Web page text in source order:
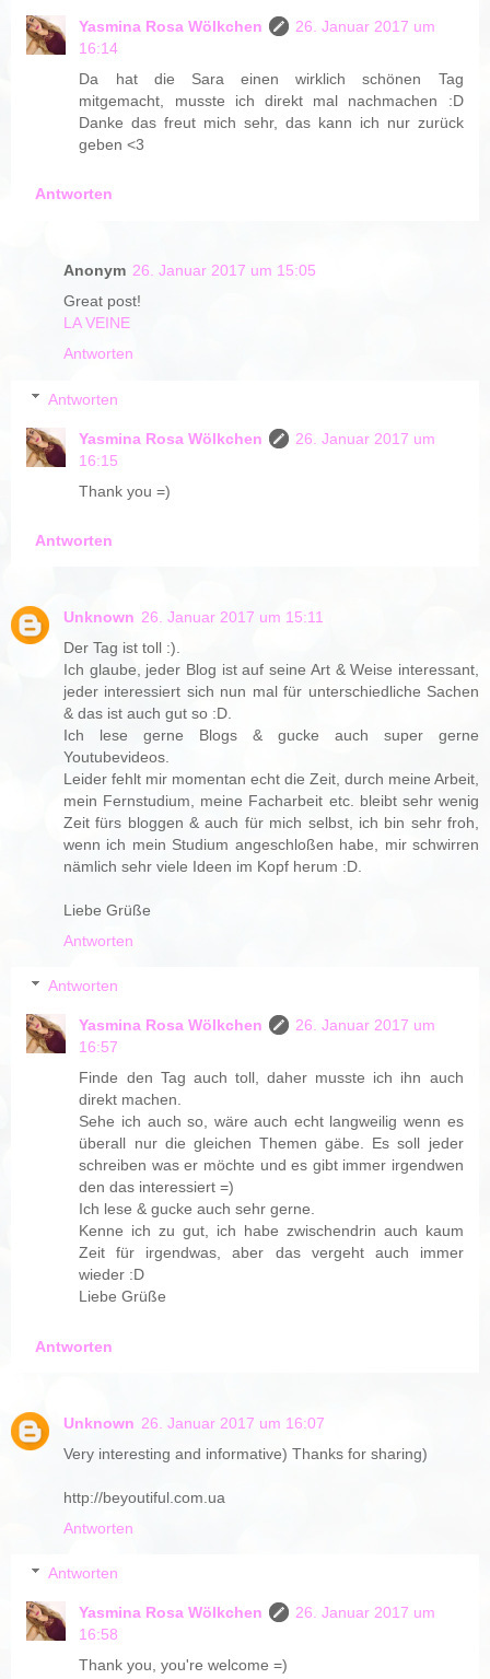
Yasmina Rosa Wölkchen
26. Januar 2017 um
16:14
Da hat die Sara einen wirklich schönen Tag
mitgemacht, musste ich direkt mal nachmachen :D
Danke das freut mich sehr, das kann ich nur zurück
geben <3
Antworten
Anonym 26. Januar 2017 um 15:05
Great post!
LA VEINE
Antworten
Antworten
Yasmina Rosa Wölkchen
26. Januar 2017 um
16:15
Thank you =)
Antworten
Unknown 26. Januar 2017 um 15:11
Der Tag ist toll :).
Ich glaube, jeder Blog ist auf seine Art & Weise interessant,
jeder interessiert sich nun mal für unterschiedliche Sachen
& das ist auch gut so :D.
Ich lese gerne Blogs & gucke auch super gerne
Youtubevideos.
Leider fehlt mir momentan echt die Zeit, durch meine Arbeit,
mein Fernstudium, meine Facharbeit etc. bleibt sehr wenig
Zeit fürs bloggen & auch für mich selbst, ich bin sehr froh,
wenn ich mein Studium angeschloßen habe, mir schwirren
nämlich sehr viele Ideen im Kopf herum :D.
Liebe Grüße
Antworten
Antworten
Yasmina Rosa Wölkchen
26. Januar 2017 um
16:57
Finde den Tag auch toll, daher musste ich ihn auch
direkt machen.
Sehe ich auch so, wäre auch echt langweilig wenn es
überall nur die gleichen Themen gäbe. Es soll jeder
schreiben was er möchte und es gibt immer irgendwen
den das interessiert =)
Ich lese & gucke auch sehr gerne.
Kenne ich zu gut, ich habe zwischendrin auch kaum
Zeit für irgendwas, aber das vergeht auch immer
wieder :D
Liebe Grüße
Antworten
Unknown 26. Januar 2017 um 16:07
Very interesting and informative) Thanks for sharing)
http://beyoutiful.com.ua
Antworten
Antworten
Yasmina Rosa Wölkchen
26. Januar 2017 um
16:58
Thank you, you're welcome =)